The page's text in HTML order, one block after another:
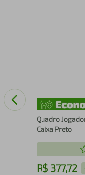
Quadro
Caixa Preto
R$ 377,72